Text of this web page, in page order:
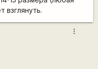
взглянуть.
more_vert